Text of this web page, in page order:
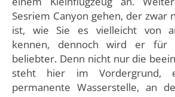
Sesriem Canyon gehen, der zwar
ist, wie Sie es vielleicht von
kennen, dennoch wird er für
beliebter. Denn nicht nur die
steht hier im Vordergrund,
permanente Wasserstelle, an